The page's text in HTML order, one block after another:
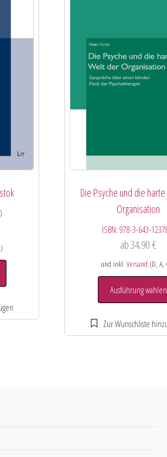
Die Psyche und die
Organisation
ISBN:978-3-643-
ab34,90€
und inkl.Versand (D, A,
Ausführung wählen